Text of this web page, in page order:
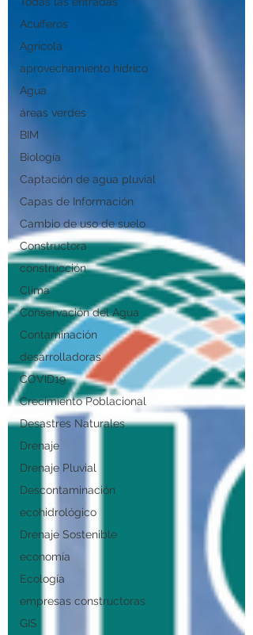
Acuíferos
Agrícola
aprovechamiento hídrico
Agua
áreas verdes
BIM
Biología
Captación de agua pluvial
Capas de Información
Cambio de uso de suelo
Constructora
construcción
Clima
Conservación del Agua
Contaminación
desarrolladoras
COVID19
Crecimiento Poblacional
Desastres Naturales
Drenaje
Drenaje Pluvial
Descontaminación
ecohidrológico
Drenaje Sostenible
economía
Ecología
empresas constructoras
GIS